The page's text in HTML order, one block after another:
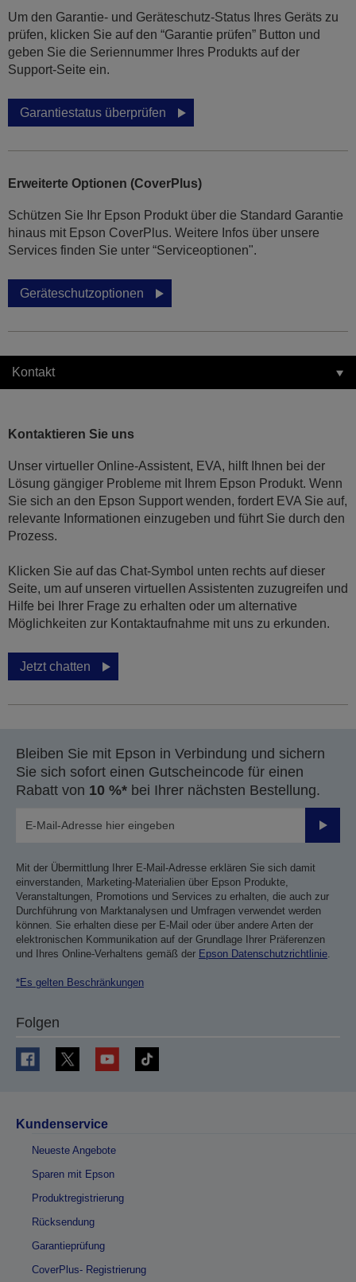
Um den Garantie- und Geräteschutz-Status Ihres Geräts zu
prüfen, klicken Sie auf den “Garantie prüfen” Button und
geben Sie die Seriennummer Ihres Produkts auf der
Support-Seite ein.
Garantiestatus überprüfen
Erweiterte Optionen (CoverPlus)
Schützen Sie Ihr Epson Produkt über die Standard Garantie
hinaus mit Epson CoverPlus. Weitere Infos über unsere
Services finden Sie unter “Serviceoptionen".
Geräteschutzoptionen
Kontakt
Kontaktieren Sie uns
Unser virtueller Online-Assistent, EVA, hilft Ihnen bei der
Lösung gängiger Probleme mit Ihrem Epson Produkt. Wenn
Sie sich an den Epson Support wenden, fordert EVA Sie auf,
relevante Informationen einzugeben und führt Sie durch den
Prozess.
Klicken Sie auf das Chat-Symbol unten rechts auf dieser
Seite, um auf unseren virtuellen Assistenten zuzugreifen und
Hilfe bei Ihrer Frage zu erhalten oder um alternative
Möglichkeiten zur Kontaktaufnahme mit uns zu erkunden.
Jetzt chatten
Bleiben Sie mit Epson in Verbindung und sichern
Sie sich sofort einen Gutscheincode für einen
Rabatt von 10 %* bei Ihrer nächsten Bestellung.
Mit der Übermittlung Ihrer E-Mail-Adresse erklären Sie sich damit
einverstanden, Marketing-Materialien über Epson Produkte,
Veranstaltungen, Promotions und Services zu erhalten, die auch zur
Durchführung von Marktanalysen und Umfragen verwendet werden
können. Sie erhalten diese per E-Mail oder über andere Arten der
elektronischen Kommunikation auf der Grundlage Ihrer Präferenzen
und Ihres Online-Verhaltens gemäß der Epson Datenschutzrichtlinie.
*Es gelten Beschränkungen
Folgen
Kundenservice
Neueste Angebote
Sparen mit Epson
Produktregistrierung
Rücksendung
Garantieprüfung
CoverPlus- Registrierung